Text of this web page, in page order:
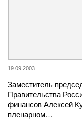
19.09.2003
Заместитель
Правительства
финансов Алексей
пленарном…